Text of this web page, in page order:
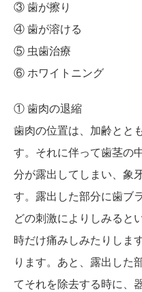
③ 歯が擦り
④ 歯が溶ける
⑤ 虫歯治療
⑥ ホワイトニング
① 歯肉の退縮
歯肉の位置は、加齢とと
す。それに伴って歯茎の
分が露出してしまい、象
す。露出した部分に歯ブ
どの刺激によりしみると
時だけ痛みしみたりしま
ります。あと、露出した
てそれを除去する時に、